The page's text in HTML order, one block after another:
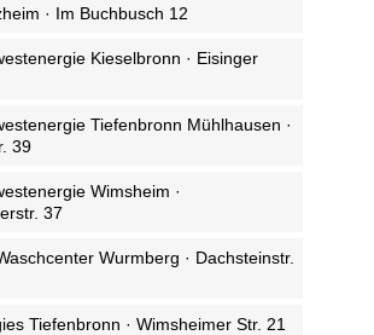
· Im Buchbusch 12
Kieselbronn · Eisinger
Tiefenbronn Mühlhausen ·
39
Wimsheim ·
37
Wurmberg · Dachsteinstr.
Tiefenbronn · Wimsheimer Str. 21